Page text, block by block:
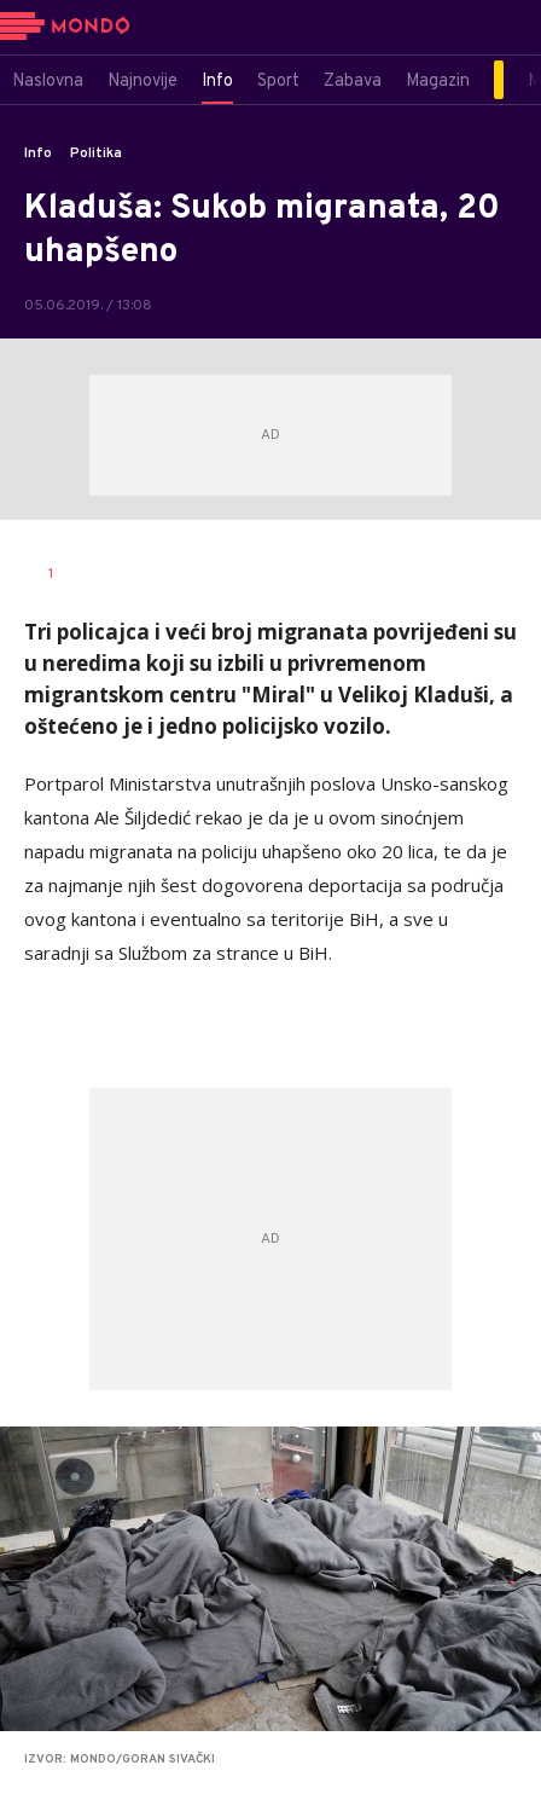
Naslovna Najnovije Info Sport Zabava Magazin
Info Politika
Kladuša: Sukob migranata, 20
uhapšeno
05.06.2019. / 13:08
AUTOR
1
Tri policajca i veći broj migranata povrijeđeni su
u neredima koji su izbili u privremenom
migrantskom centru "Miral" u Velikoj Kladuši, a
oštećeno je i jedno policijsko vozilo.
Portparol Ministarstva unutrašnjih poslova Unsko-sanskog
kantona Ale Šiljdedić rekao je da je u ovom sinoćnjem
napadu migranata na policiju uhapšeno oko 20 lica, te da je
za najmanje njih šest dogovorena deportacija sa područja
ovog kantona i eventualno sa teritorije BiH, a sve u
saradnji sa Službom za strance u BiH.
IZVOR: MONDO/GORAN SIVAČKI